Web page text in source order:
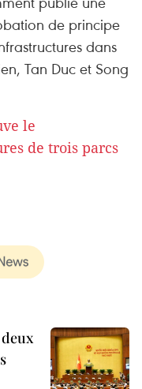
de principe
dans
Tan Duc et Song